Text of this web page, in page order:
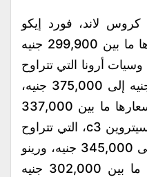
كروس لاند، فورد إيكو
سبورت، التي تتراوح أسعارها ما بين 299,900 جنيه
وسيات أرونا التي تتراوح
أسعارها ما بين 319,000 جنيه إلى 375,000 جنيه،
ورينو كابتشر التي تتراوح أسعارها ما بين 337,000
جنيه إلى 367,000 جنيه، وسيتروين c3، التي تتراوح
أسعارها ما بين 269,900 إلى 345,000 جنيه، ورينو
داستر التي تتراوح أسعارها ما بين 302,000 جنيه